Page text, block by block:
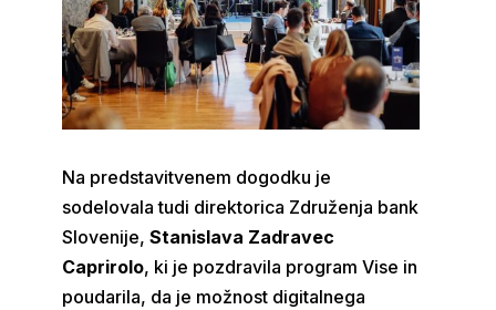
Na predstavitvenem dogodku je
sodelovala tudi direktorica Združenja bank
Slovenije,Stanislava Zadravec
Caprirolo, ki je pozdravila program Vise in
poudarila, da je možnost digitalnega